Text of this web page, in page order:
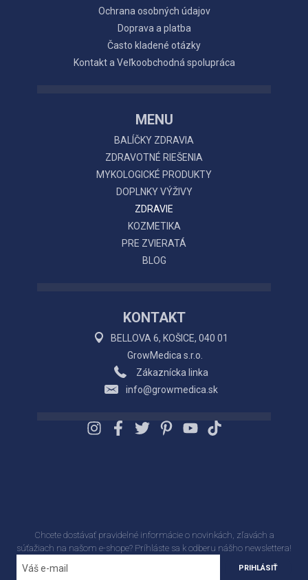
Ochrana osobných údajov
Doprava a platba
Často kladené otázky
Kontakt a Veľkoobchodná spolupráca
MENU
BALÍČKY ZDRAVIA
ZDRAVOTNÉ RIEŠENIA
MYKOLOGICKÉ PRODUKTY
DOPLNKY VÝŽIVY
ZDRAVIE
KOZMETIKA
PRE ZVIERATÁ
BLOG
KONTAKT
BELLOVA 6, KOŠICE, 040 01
GrowMedica s.r.o.
Zákaznícka linka
info@growmedica.sk
Chcete dostávať pravidelné informácie o novinkách, zľavách a
súťažiach na našom e-shope? Príhláste sa k odberu nášho newslettera!
PRIHLÁSIŤ